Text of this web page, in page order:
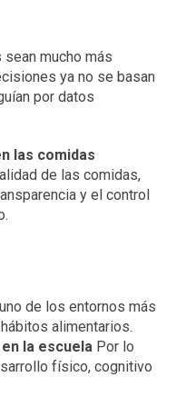
mucho más
ya no se basan
por datos
las comidas
de las comidas,
y el control
de los entornos más
alimentarios.
la escuelaPor lo
físico, cognitivo